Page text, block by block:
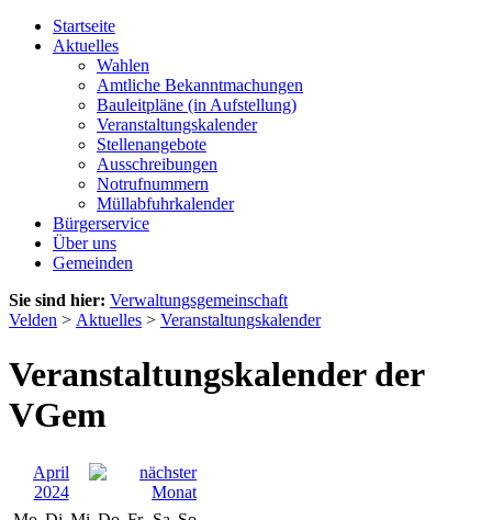
Startseite
Aktuelles
Wahlen
Amtliche Bekanntmachungen
Bauleitpläne (in Aufstellung)
Veranstaltungskalender
Stellenangebote
Ausschreibungen
Notrufnummern
Müllabfuhrkalender
Bürgerservice
Über uns
Gemeinden
Sie sind hier: Verwaltungsgemeinschaft
Velden > Aktuelles > Veranstaltungskalender
Veranstaltungskalender der
VGem
April
2024